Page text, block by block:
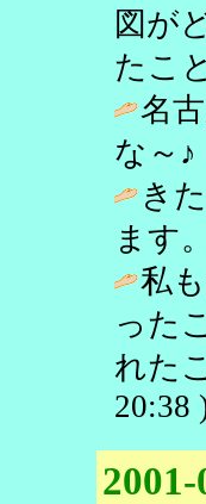
図が
たこ
名
な～
き
ます
私
った
れた
20:38